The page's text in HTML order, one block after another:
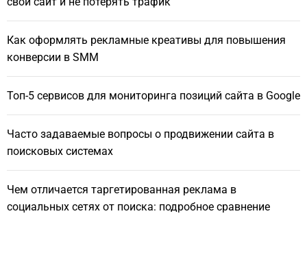
Как оформлять рекламные креативы для повышения
конверсии в SMM
Топ-5 сервисов для мониторинга позиций сайта в Google
Часто задаваемые вопросы о продвижении сайта в
поисковых системах
Чем отличается таргетированная реклама в
социальных сетях от поиска: подробное сравнение